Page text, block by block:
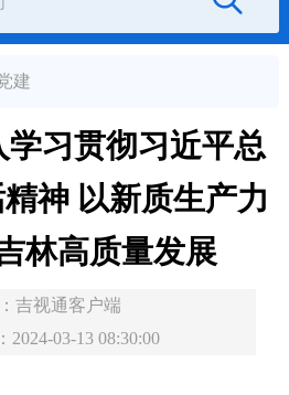
建
习贯彻习近平总
神 以新质生产力
林高质量发展
吉视通客户端
2024-03-13 08:30:00